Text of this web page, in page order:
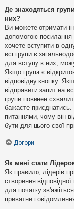
Де знаходяться
них?
Ви можете отримати
допомогою посилання
хочете вступити в
всі групи є
для вступу в них,
Якщо група є
відповідну кнопку.
відправити запит на
групи повинен
бажаєте приєднатись.
питаннями, чому він
бути для цього свої
Догори
Як мені стати
Як правило, лідерів
створення
для початку
приватне